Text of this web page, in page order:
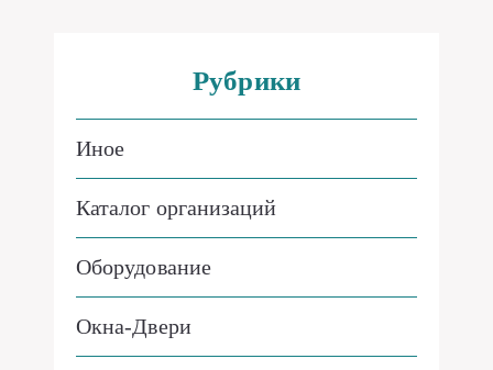
Рубрики
Иное
Каталог организаций
Оборудование
Окна-Двери